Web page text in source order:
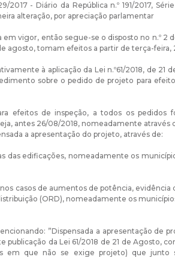
2017 - Diário da República n.º 191/2017,
alteração, por apreciação parlamentar
vigor, então segue-se o disposto no n.º 2
agosto, tomam efeitos a partir de terça-feira,
à aplicação da Lei n.º61/2018, de 21
sobre o pedido de projeto para
efeitos de inspeção, a todos os pedidos
antes 26/08/2018, nomeadamente através
a apresentação do projeto, através de:
das edificações, nomeadamente os
casos de aumentos de potência, evidência
(ORD), nomeadamente os
”Dispensada a apresentação de
da Lei 61/2018 de 21 de Agosto,
em que não se exige projeto) que junto